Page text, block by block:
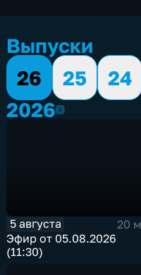
Выпуски
26
25 24
20262026
5 августа
20
Эфир от 05.08.2026
(11:30)